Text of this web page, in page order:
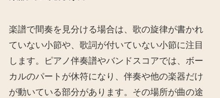
楽譜で間奏を見分ける場合は、歌の旋律が書かれ
ていない小節や、歌詞が付いていない小節に注目
します。ピアノ伴奏譜やバンドスコアでは、ボー
カルのパートが休符になり、伴奏や他の楽器だけ
が動いている部分があります。その場所が曲の途